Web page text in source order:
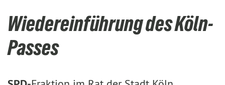
Wiedereinführung des Köln-
Passes